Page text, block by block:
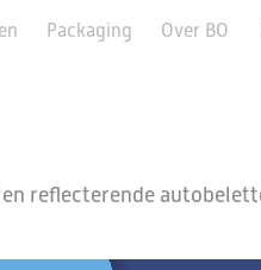
Packaging Over BO
reflecterende